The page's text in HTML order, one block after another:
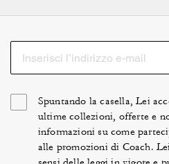
Spuntando la casella, Lei
ultime collezioni, offerte e
informazioni su come
alle promozioni di Coach.